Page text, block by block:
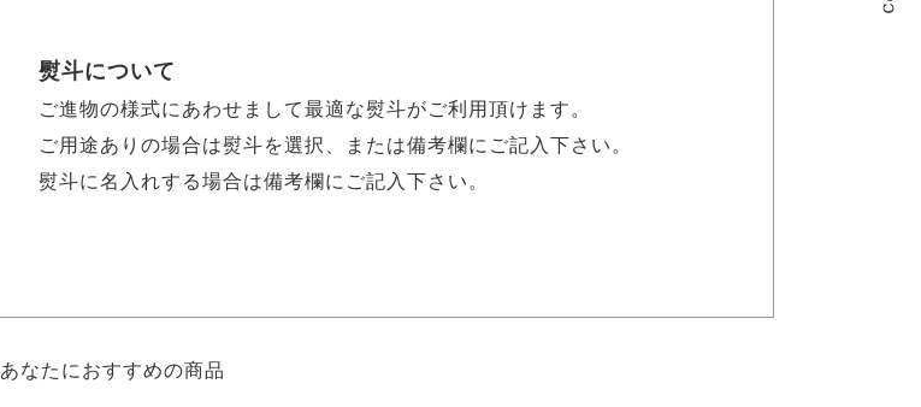
熨斗について
ご進物の様式にあわせまして最適な熨斗がご利用頂けます。
ご用途ありの場合は熨斗を選択、または備考欄にご記入下さい。
熨斗に名入れする場合は備考欄にご記入下さい。
あなたにおすすめの商品